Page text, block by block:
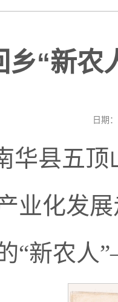
乡“新农
日期
华县五
业化发
“新农